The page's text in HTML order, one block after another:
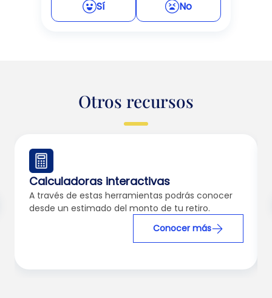
Sí No
Otros recursos
Calculadoras interactivas
A través de estas herramientas podrás conocer
desde un estimado del monto de tu retiro.
Conocer más